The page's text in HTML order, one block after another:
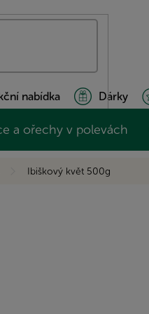
nabídka Dárky
a ořechy v polevách
Ibiškový květ 500g